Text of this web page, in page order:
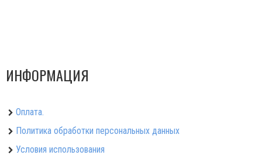
ИНФОРМАЦИЯ
Оплата.
Политика обработки персональных данных
Условия использования